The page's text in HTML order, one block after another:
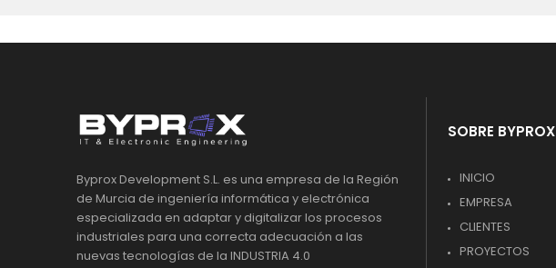
Byprox Development S.L. es una empresa de la Región
de Murcia de ingeniería informática y electrónica
especializada en adaptar y digitalizar los procesos
industriales para una correcta adecuación a las
nuevas tecnologías de la INDUSTRIA 4.0
SOBRE BYPROX
INICIO
EMPRESA
CLIENTES
PROYECTOS